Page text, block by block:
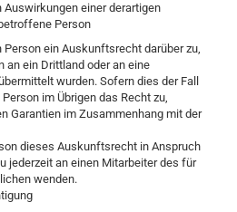
Auswirkungen einer derartigen
Person
ein Auskunftsrecht darüber zu,
an ein Drittland oder an eine
wurden. Sofern dies der Fall
im Übrigen das Recht zu,
Garantien im Zusammenhang mit der
dieses Auskunftsrecht in Anspruch
jederzeit an einen Mitarbeiter des für
wenden.